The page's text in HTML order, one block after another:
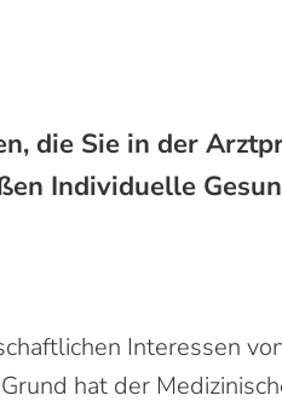
die Sie in der
Individuelle
Interessen
hat der